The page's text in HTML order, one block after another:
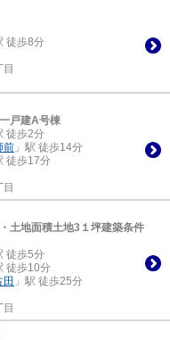
徒歩8分
目
戸建A号棟
徒歩2分
前 」駅 徒歩14分
徒歩17分
目
土地面積土地3１坪建築条件
徒歩5分
徒歩10分
田 」駅 徒歩25分
目